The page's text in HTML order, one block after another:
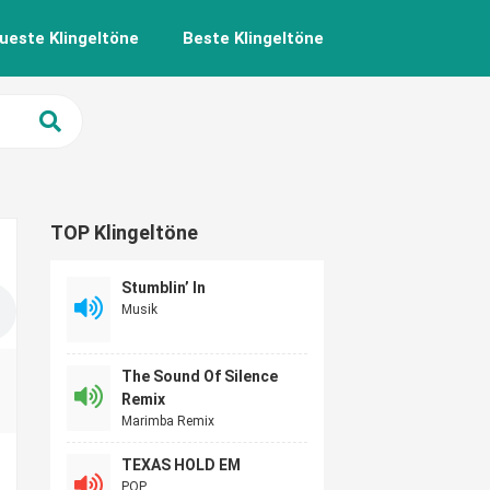
Klingeltöne Beste Klingeltöne
TOP Klingeltöne
Stumblin’ In
Musik
The Sound Of Silence
Remix
Marimba Remix
TEXAS HOLD EM
POP